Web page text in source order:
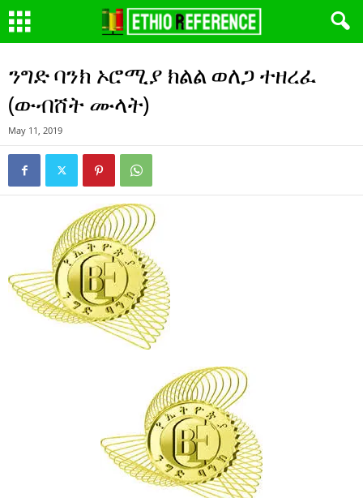
ንግድ ባንክ ኦሮሚያ ክልል ወለጋ ተዘረፈ
(ውብሸት ሙላት)
May 11, 2019